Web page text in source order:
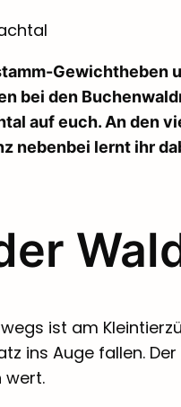
Gewichtheben
bei den
auf euch. An den
nebenbei lernt ihr
ist am
ins Auge fallen.
wert.